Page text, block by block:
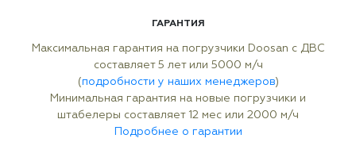
ГАРАНТИЯ
Максимальная гарантия на погрузчики Doosan с ДВС
составляет 5 лет или 5000 м/ч
(подробности у наших менеджеров)
Минимальная гарантия на новые погрузчики и
штабелеры составляет 12 мес или 2000 м/ч
Подробнее о гарантии